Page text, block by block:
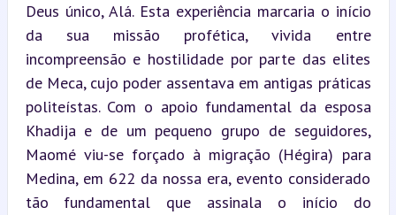
Deus único, Alá. Esta experiência marcaria o início
da sua missão profética, vivida entre
incompreensão e hostilidade por parte das elites
de Meca, cujo poder assentava em antigas práticas
politeístas. Com o apoio fundamental da esposa
Khadija e de um pequeno grupo de seguidores,
Maomé viu-se forçado à migração (Hégira) para
Medina, em 622 da nossa era, evento considerado
tão fundamental que assinala o início do